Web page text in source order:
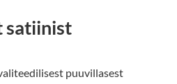
satiinist
puuvillasest